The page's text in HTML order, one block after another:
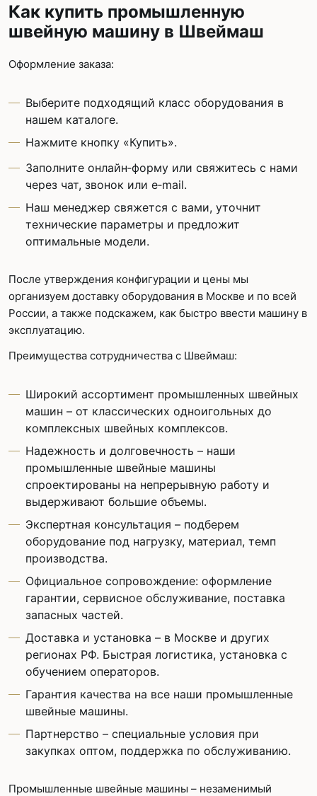
Как купить промышленную
швейную машину в Швеймаш
Оформление заказа:
Выберите подходящий класс оборудования в
нашем каталоге.
Нажмите кнопку «Купить».
Заполните онлайн‑форму или свяжитесь с нами
через чат, звонок или e‑mail.
Наш менеджер свяжется с вами, уточнит
технические параметры и предложит
оптимальные модели.
После утверждения конфигурации и цены мы
организуем доставку оборудования в Москве и по всей
России, а также подскажем, как быстро ввести машину в
эксплуатацию.
Преимущества сотрудничества с Швеймаш:
Широкий ассортимент промышленных швейных
машин – от классических одноигольных до
комплексных швейных комплексов.
Надежность и долговечность – наши
промышленные швейные машины
спроектированы на непрерывную работу и
выдерживают большие объемы.
Экспертная консультация – подберем
оборудование под нагрузку, материал, темп
производства.
Официальное сопровождение: оформление
гарантии, сервисное обслуживание, поставка
запасных частей.
Доставка и установка – в Москве и других
регионах РФ. Быстрая логистика, установка с
обучением операторов.
Гарантия качества на все наши промышленные
швейные машины.
Партнерство – специальные условия при
закупках оптом, поддержка по обслуживанию.
Промышленные швейные машины – незаменимый